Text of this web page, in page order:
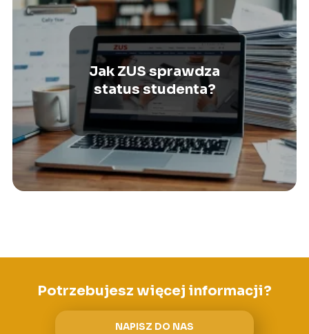
Jak ZUS sprawdza
status studenta?
Potrzebujesz więcej informacji?
NAPISZ DO NAS